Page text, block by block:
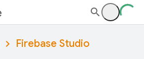
Firebase Studio